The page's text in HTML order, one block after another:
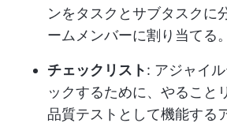
ンをタスクとサブタスクに
ームメンバーに割り当てる。
チェックリスト: アジャイ
ックするために、やること
品質テストとして機能する